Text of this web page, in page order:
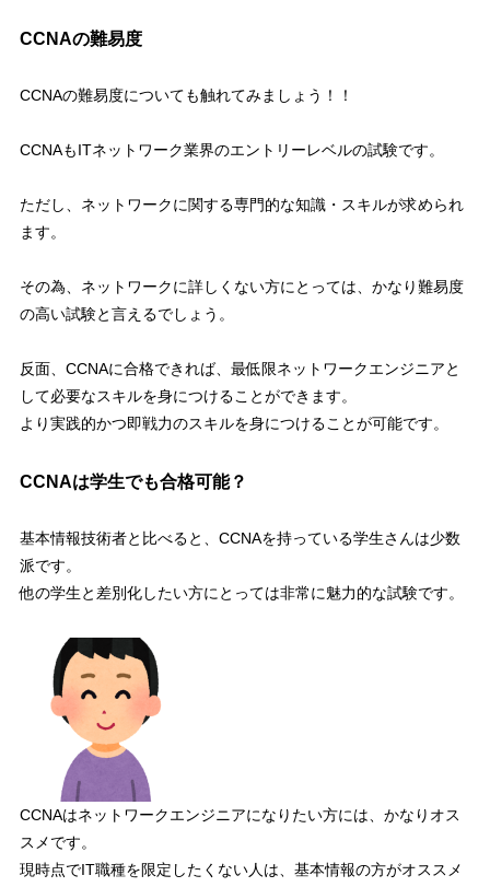
CCNAの難易度
CCNAの難易度についても触れてみましょう！！
CCNAもITネットワーク業界のエントリーレベルの試験です。
ただし、 ネットワークに関する専門的な知識・スキルが求められ
ます。
その為、ネットワークに詳しくない方にとっては、 かなり難易度
の高い試験と言えるでしょう。
反面、CCNAに合格できれば、最低限ネットワークエンジニアと
して必要なスキルを身につけることができます。
より実践的かつ即戦力のスキルを身につけることが可能です。
CCNAは学生でも合格可能？
基本情報技術者と比べると、 CCNAを持っている学生さんは少数
派です。
他の学生と差別化したい方にとっては非常に魅力的な試験です。
CCNAはネットワークエンジニアになりたい方には、かなりオス
スメです。
現時点でIT職種を限定したくない人は、基本情報の方がオススメ